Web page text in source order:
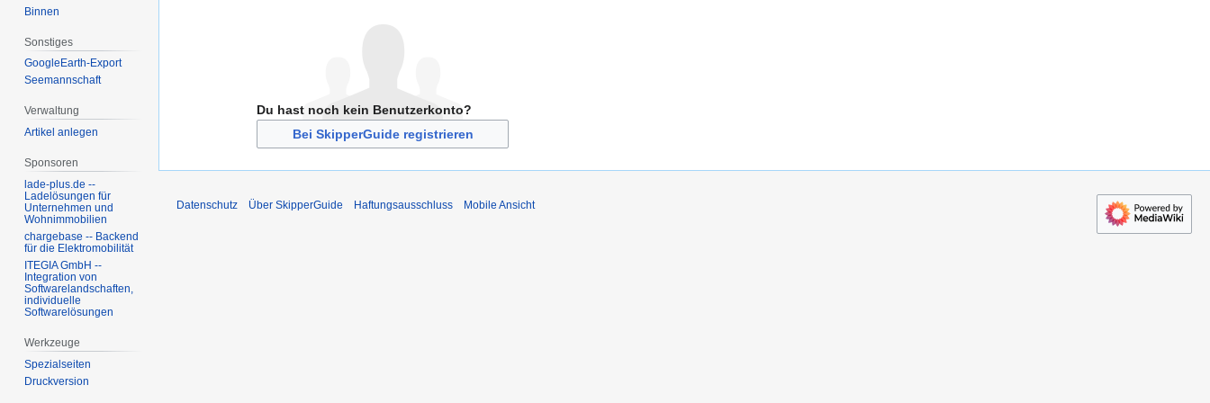
Du hast noch kein Benutzerkonto?
Bei SkipperGuide registrieren
Binnen
Sonstiges
GoogleEarth-Export
Seemannschaft
Verwaltung
Artikel anlegen
Sponsoren
lade-plus.de --
Ladelösungen für
Unternehmen und
Wohnimmobilien
chargebase -- Backend
für die Elektromobilität
ITEGIA GmbH --
Integration von
Softwarelandschaften,
individuelle
Softwarelösungen
Werkzeuge
Spezialseiten
Druckversion
Datenschutz Über SkipperGuide Haftungsausschluss Mobile Ansicht